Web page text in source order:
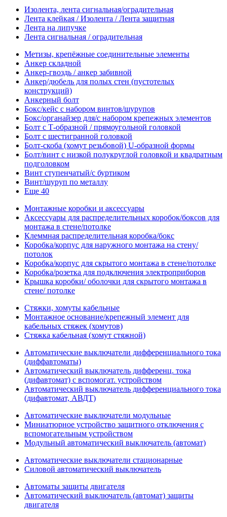
Изолента, лента сигнальная/оградительная
Лента клейкая / Изолента / Лента защитная
Лента на липучке
Лента сигнальная / оградительная
Метизы, крепёжные соединительные элементы
Анкер складной
Анкер-гвоздь / анкер забивной
Анкер/дюбель для полых стен (пустотелых
конструкций)
Анкерный болт
Бокс/кейс с набором винтов/шурупов
Бокс/органайзер для/с набором крепежных элементов
Болт с Т-образной / прямоугольной головкой
Болт с шестигранной головкой
Болт-скоба (хомут резьбовой) U-образной формы
Болт/винт с низкой полукруглой головкой и квадратным
подголовком
Винт ступенчатый/с буртиком
Винт/шуруп по металлу
Еще 40
Монтажные коробки и аксессуары
Аксессуары для распределительных коробок/боксов для
монтажа в стене/потолке
Клеммная распределительная коробка/бокс
Коробка/корпус для наружного монтажа на стену/
потолок
Коробка/корпус для скрытого монтажа в стене/потолке
Коробка/розетка для подключения электроприборов
Крышка коробки/ оболочки для скрытого монтажа в
стене/ потолке
Стяжки, хомуты кабельные
Монтажное основание/крепежный элемент для
кабельных стяжек (хомутов)
Стяжка кабельная (хомут стяжной)
Автоматические выключатели дифференциального тока
(диффавтоматы)
Автоматический выключатель дифференц. тока
(дифавтомат) с вспомогат. устройством
Автоматический выключатель дифференциального тока
(дифавтомат, АВДТ)
Автоматические выключатели модульные
Миниатюрное устройство защитного отключения с
вспомогательным устройством
Модульный автоматический выключатель (автомат)
Автоматические выключатели стационарные
Силовой автоматический выключатель
Автоматы защиты двигателя
Автоматический выключатель (автомат) защиты
двигателя